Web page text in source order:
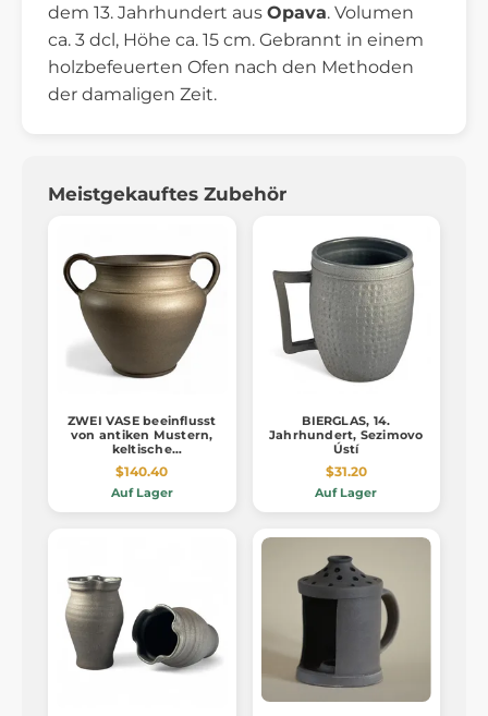
dem 13. Jahrhundert aus Opava. Volumen
ca. 3 dcl, Höhe ca. 15 cm. Gebrannt in einem
holzbefeuerten Ofen nach den Methoden
der damaligen Zeit.
Meistgekauftes Zubehör
ZWEI VASE beeinflusst
von antiken Mustern,
keltische
Graphitkeramik
$140.40
Auf Lager
BIERGLAS, 14.
Jahrhundert, Sezimovo
Ústí
$31.20
Auf Lager